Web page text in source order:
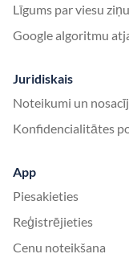
Līgums par viesu
Google algoritmu
Juridiskais
Noteikumi un
Konfidencialitātes
App
Piesakieties
Reģistrējieties
Cenu noteikšana